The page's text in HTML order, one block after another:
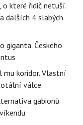
o které řidič netuší.
dalších 4 slabých
giganta. Českého
koridor. Vlastní
válce
gabionů